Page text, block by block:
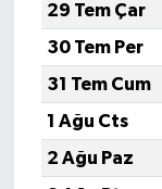
29 Tem Çar
30 Tem Per
31 Tem Cum
1 Ağu Cts
2 Ağu Paz